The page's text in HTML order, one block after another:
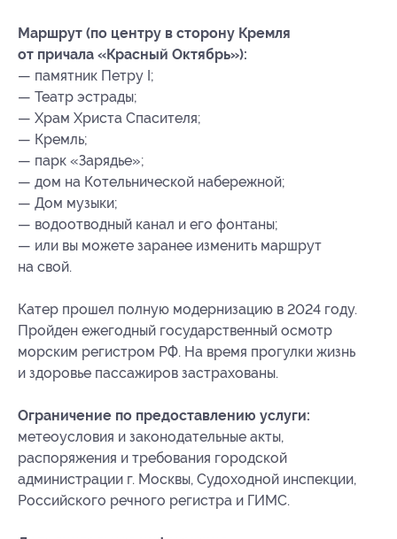
Маршрут (по центру в сторону Кремля
от причала «Красный Октябрь»):
— памятник Петру I;
— Театр эстрады;
— Храм Христа Спасителя;
— Кремль;
— парк «Зарядье»;
— дом на Котельнической набережной;
— Дом музыки;
— водоотводный канал и его фонтаны;
— или вы можете заранее изменить маршрут
на свой.
Катер прошел полную модернизацию в 2024 году.
Пройден ежегодный государственный осмотр
морским регистром РФ. На время прогулки жизнь
и здоровье пассажиров застрахованы.
Ограничение по предоставлению услуги:
метеоусловия и законодательные акты,
распоряжения и требования городской
администрации г. Москвы, Судоходной инспекции,
Российского речного регистра и ГИМС.